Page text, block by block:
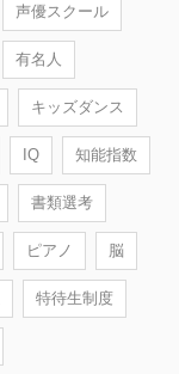
声優スクール
有名人
キッズダンス
IQ 知能指数
書類選考
ピアノ 脳
特待生制度